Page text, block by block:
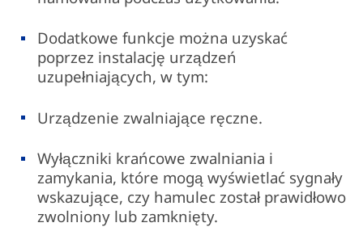
Dodatkowe funkcje można uzyskać
poprzez instalację urządzeń
uzupełniających, w tym:
Urządzenie zwalniające ręczne.
Wyłączniki krańcowe zwalniania i
zamykania, które mogą wyświetlać sygnały
wskazujące, czy hamulec został prawidłowo
zwolniony lub zamknięty.